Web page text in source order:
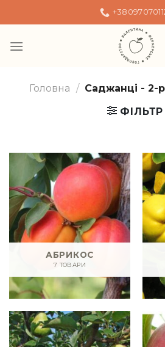
to
Головна / Саджанці - 2-
ФІЛЬТР
АБРИКОС
7 ТОВАРИ